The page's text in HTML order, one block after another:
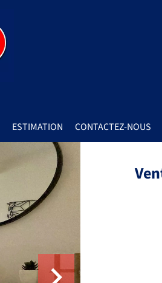
ESTIMATION CONTACTEZ-NOUS